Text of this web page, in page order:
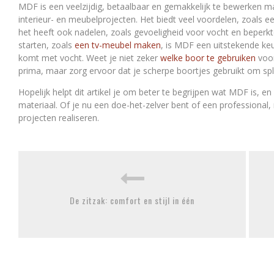
MDF is een veelzijdig, betaalbaar en gemakkelijk te bewerken
interieur- en meubelprojecten. Het biedt veel voordelen, zoals
het heeft ook nadelen, zoals gevoeligheid voor vocht en
starten, zoals een tv-meubel maken, is MDF een uitstekende
komt met vocht. Weet je niet zeker welke boor te gebruiken
prima, maar zorg ervoor dat je scherpe boortjes gebruikt om
Hopelijk helpt dit artikel je om beter te begrijpen wat MDF is,
materiaal. Of je nu een doe-het-zelver bent of een
projecten realiseren.
De zitzak: comfort en stijl in één